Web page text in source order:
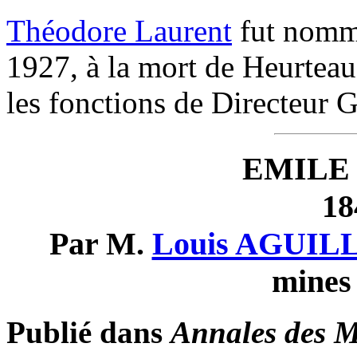
Théodore Laurent fut
1927, à la mort de
les fonctions de Directeur
EMILE
Par M. Louis
Publié dansAnnales des